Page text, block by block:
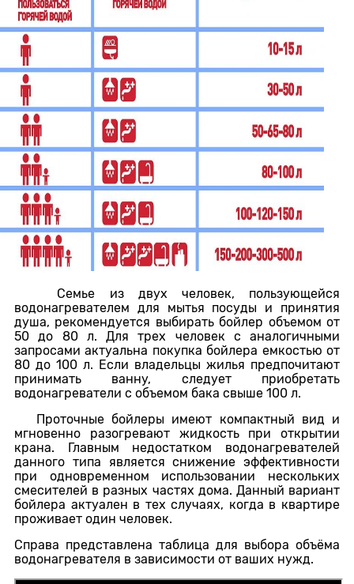
Семье из двух человек, пользующейся
водонагревателем для мытья посуды и принятия
душа, рекомендуется выбирать бойлер объемом от
50 до 80 л. Для трех человек с аналогичными
запросами актуальна покупка бойлера емкостью от
80 до 100 л. Если владельцы жилья предпочитают
принимать ванну, следует приобретать
водонагреватели с объемом бака свыше 100 л.
Проточные бойлеры имеют компактный вид и
мгновенно разогревают жидкость при открытии
крана. Главным недостатком водонагревателей
данного типа является снижение эффективности
при одновременном использовании нескольких
смесителей в разных частях дома. Данный вариант
бойлера актуален в тех случаях, когда в квартире
проживает один человек.
Справа представлена таблица для выбора объёма
водонагревателя в зависимости от ваших нужд.